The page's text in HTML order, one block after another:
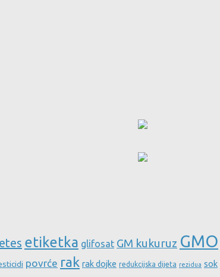
etiketka glifosat GM kukuruz GMO
povrće rak rak dojke redukcijska dijeta rezidua sok